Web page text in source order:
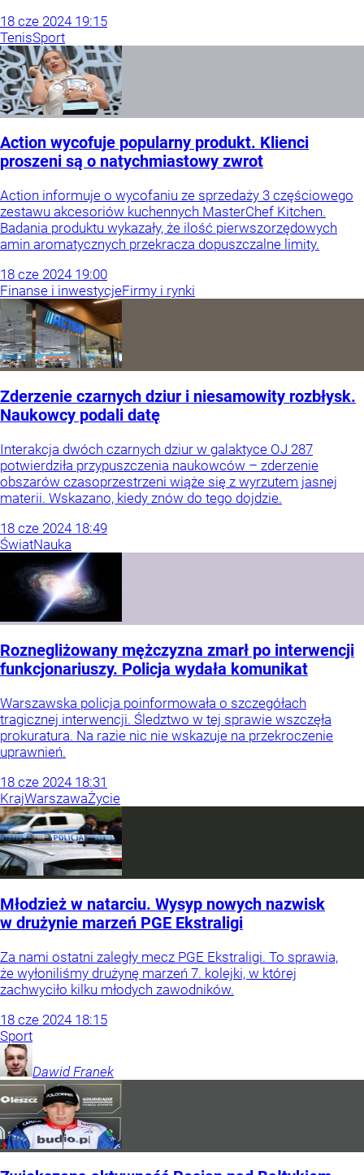
18 cze 2024 19:15
TenisSport
Action wycofuje popularny produkt. Klienci
proszeni są o natychmiastowy zwrot
Action informuje o wycofaniu ze sprzedaży 3 częściowego
zestawu akcesoriów kuchennych MasterChef Kitchen.
Badania produktu wykazały, że ilość pierwszorzędowych
amin aromatycznych przekracza dopuszczalne limity.
18 cze 2024 19:00
Finanse i inwestycjeFirmy i rynki
Zderzenie czarnych dziur i niesamowity rozbłysk.
Naukowcy podali datę
Interakcja dwóch czarnych dziur w galaktyce OJ 287
potwierdziła przypuszczenia naukowców – zderzenie
obszarów czasoprzestrzeni wiąże się z wyrzutem jasnej
materii. Wskazano, kiedy znów do tego dojdzie.
18 cze 2024 18:49
ŚwiatNauka
Roznegliżowany mężczyzna zmarł po interwencji
funkcjonariuszy. Policja wydała komunikat
Warszawska policja poinformowała o szczegółach
tragicznej interwencji. Śledztwo w tej sprawie wszczęła
prokuratura. Na razie nic nie wskazuje na przekroczenie
uprawnień.
18 cze 2024 18:31
KrajWarszawaŻycie
Młodzież w natarciu. Wysyp nowych nazwisk
w drużynie marzeń PGE Ekstraligi
Za nami ostatni zaległy mecz PGE Ekstraligi. To sprawia,
że wyłoniliśmy drużynę marzeń 7. kolejki, w której
zachwyciło kilku młodych zawodników.
18 cze 2024 18:15
Sport
Dawid Franek